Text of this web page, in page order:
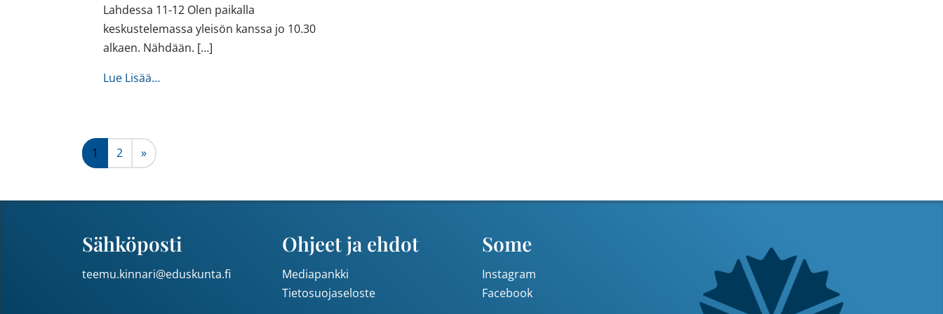
Lahdessa 11-12 Olen paikalla
keskustelemassa yleisön kanssa jo 10.30
alkaen. Nähdään. […]
Lue Lisää…from Lahti Sinuhe kahvila Mariankatu 12.1 klo 10.30-12.15
Artikkeleiden navigointi
1 2 »
Sähköposti
teemu.kinnari@eduskunta.fi
Ohjeet ja ehdot
Mediapankki
Tietosuojaseloste
Some
Instagram
Facebook